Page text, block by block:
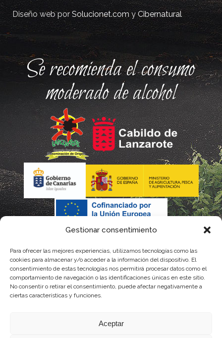
Gestionar consentimiento
Para ofrecer las mejores experiencias, utilizamos tecnologías como las
cookies para almacenar y/o acceder a la información del dispositivo. El
consentimiento de estas tecnologías nos permitirá procesar datos como el
comportamiento de navegación o las identificaciones únicas en este sitio.
No consentir o retirar el consentimiento, puede afectar negativamente a
ciertas características y funciones.
Aceptar
Diseño web porSolucionet.comyCibernatural
Se recomienda el consumo
moderado de alcohol
La gestión de la DOP Lanzarote realizada por este Consejo Regulador es financiada,
con fondos provenientes del presupuesto de gastos del Instituto Canario de